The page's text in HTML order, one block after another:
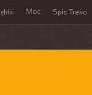
Moc Spis Treści